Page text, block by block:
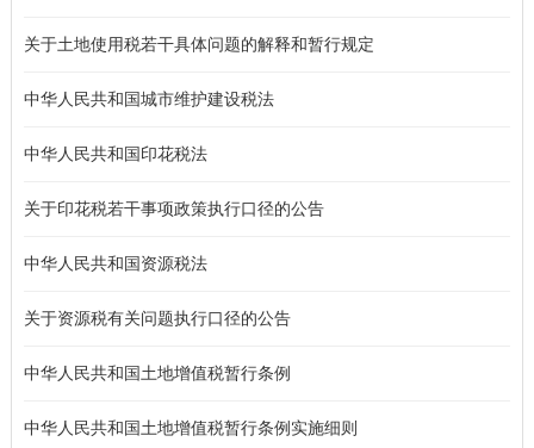
关于土地使用税若干具体问题的解释和暂行规定
中华人民共和国城市维护建设税法
中华人民共和国印花税法
关于印花税若干事项政策执行口径的公告
中华人民共和国资源税法
关于资源税有关问题执行口径的公告
中华人民共和国土地增值税暂行条例
中华人民共和国土地增值税暂行条例实施细则